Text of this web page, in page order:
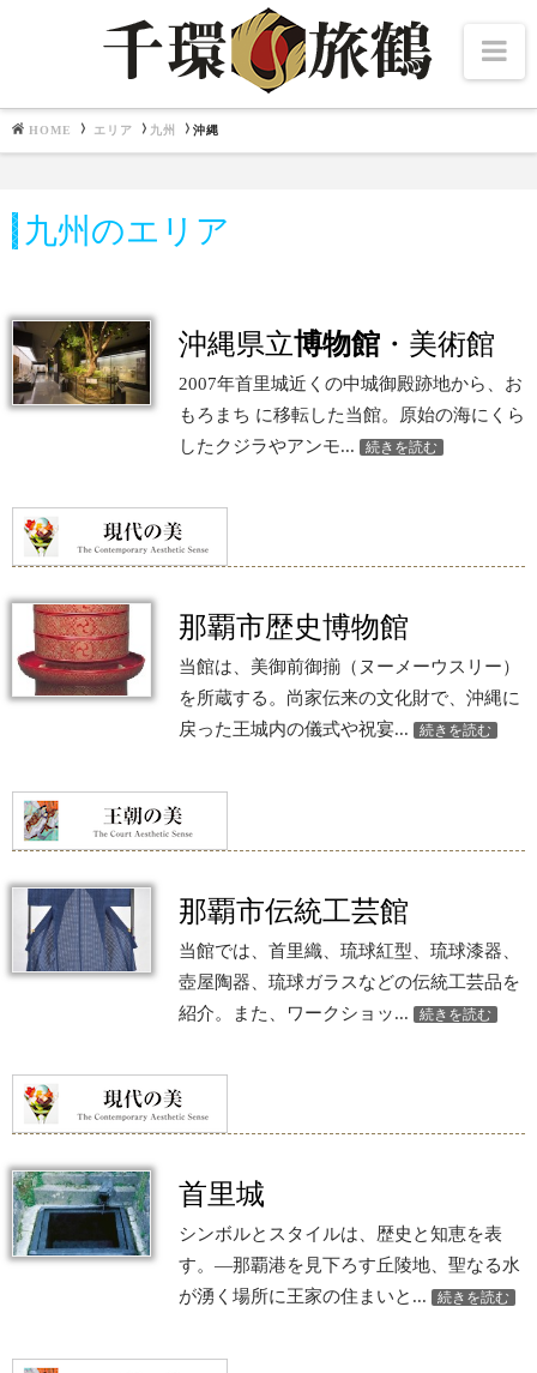
北海道・東北
中部・北陸
関西
中国・四国
九州
千夜千冊
畿内七道
東博百選
HOME エリア 九州 沖縄
九州のエリア
沖縄県立博物館・美術館
2007年首里城近くの中城御殿跡地から、お
もろまち に移転した当館。原始の海にくら
したクジラやアンモ...
続きを読む
那覇市歴史博物館
当館は、美御前御揃（ヌーメーウスリー）
を所蔵する。尚家伝来の文化財で、沖縄に
戻った王城内の儀式や祝宴...
続きを読む
那覇市伝統工芸館
当館では、首里織、琉球紅型、琉球漆器、
壺屋陶器、琉球ガラスなどの伝統工芸品を
紹介。また、ワークショッ...
続きを読む
首里城
シンボルとスタイルは、歴史と知恵を表
す。—那覇港を見下ろす丘陵地、聖なる水
が湧く場所に王家の住まいと...
続きを読む